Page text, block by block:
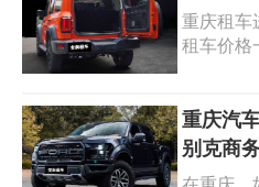
重庆租车
租车价格
异，满足
实用型还
重庆汽
别克商